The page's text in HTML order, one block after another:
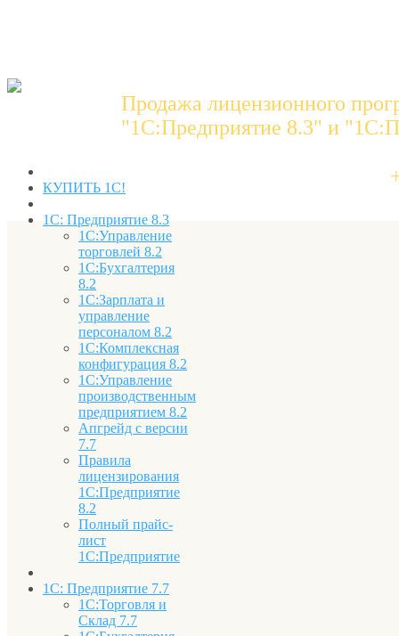
Продажа лицензионного
"1C:Предприятие 8.3" и
КУПИТЬ 1С!
1С: Предприятие 8.3
1С:Управление
торговлей 8.2
1С:Бухгалтерия
8.2
1С:Зарплата и
управление
персоналом 8.2
1С:Комплексная
конфигурация 8.2
1С:Управление
производственным
предприятием 8.2
Апгрейд с версии
7.7
Правила
лицензирования
1С:Предприятие
8.2
Полный прайс-
лист
1С:Предприятие
1С: Предприятие 7.7
1С:Торговля и
Склад 7.7